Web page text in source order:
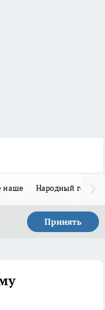
наше Народный герой
Принять